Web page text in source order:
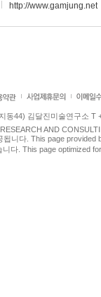
http://www.gamjung.net
동44) 김달진미술연구소 T
AND
됩니다. This page provided
니다. This page optimized